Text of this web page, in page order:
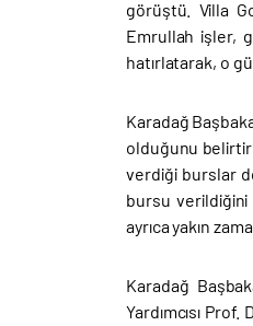
görüştü. Villa
Emrullah işler,
hatırlatarak, o
Karadağ
olduğunu
verdiği burslar
bursu verildiğini
ayrıca yakın
Karadağ
Yardımcısı